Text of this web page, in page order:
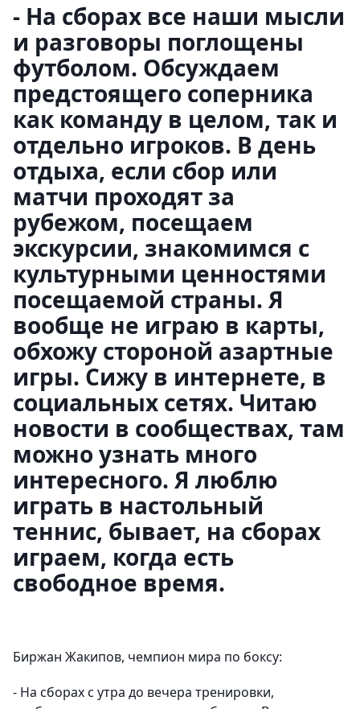
- На сборах все наши мысли
и разговоры поглощены
футболом. Обсуждаем
предстоящего соперника
как команду в целом, так и
отдельно игроков. В день
отдыха, если сбор или
матчи проходят за
рубежом, посещаем
экскурсии, знакомимся с
культурными ценностями
посещаемой страны. Я
вообще не играю в карты,
обхожу стороной азартные
игры. Сижу в интернете, в
социальных сетях. Читаю
новости в сообществах, там
можно узнать много
интересного. Я люблю
играть в настольный
теннис, бывает, на сборах
играем, когда есть
свободное время.
Биржан Жакипов, чемпион мира по боксу:
- На сборах с утра до вечера тренировки,